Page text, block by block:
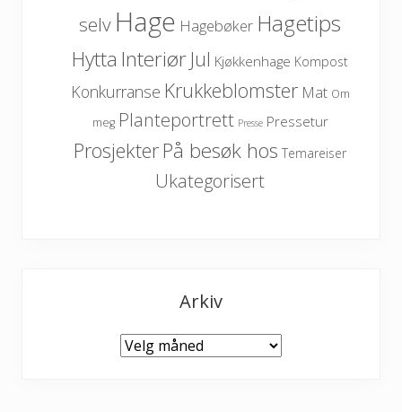
selv Hage Hagebøker Hagetips
Hytta Interiør Jul Kjøkkenhage Kompost
Konkurranse Krukkeblomster Mat Om
meg Planteportrett Presse Pressetur
ProsjekterPå besøk hos Temareiser
Ukategorisert
Arkiv
Arkiv